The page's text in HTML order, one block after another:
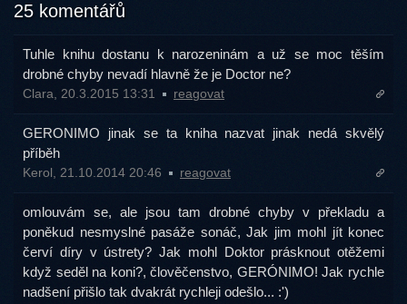
25 komentářů
Tuhle knihu dostanu k narozeninám a už se moc těším
drobné chyby nevadí hlavně že je Doctor ne?
Clara, 20.3.2015 13:31 reagovat
GERONIMO jinak se ta kniha nazvat jinak nedá skvělý
příběh
Kerol, 21.10.2014 20:46 reagovat
omlouvám se, ale jsou tam drobné chyby v překladu a
poněkud nesmyslné pasáže sonáč, Jak jim mohl jít konec
červí díry v ústrety? Jak mohl Doktor prásknout otěžemi
když seděl na koni?, člověčenstvo, GERÓNIMO! Jak rychle
nadšení přišlo tak dvakrát rychleji odešlo... :')